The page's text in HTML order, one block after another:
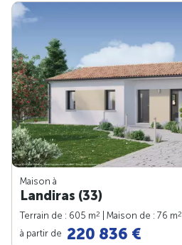
Maison à
Landiras (33)
Terrain de : 605 m2 | Maison de : 76 m2
à partir de 220 836 €